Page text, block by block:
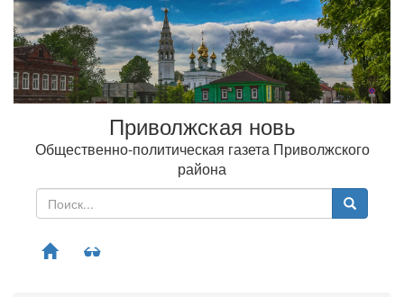
Приволжская новь
Общественно-политическая газета Приволжского
района